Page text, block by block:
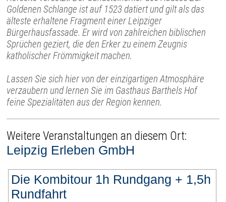
Goldenen Schlange ist auf 1523 datiert und gilt als das
älteste erhaltene Fragment einer Leipziger
Bürgerhausfassade. Er wird von zahlreichen biblischen
Sprüchen geziert, die den Erker zu einem Zeugnis
katholischer Frömmigkeit machen.
Lassen Sie sich hier von der einzigartigen Atmosphäre
verzaubern und lernen Sie im Gasthaus Barthels Hof
feine Spezialitäten aus der Region kennen.
Weitere Veranstaltungen an diesem Ort:
Leipzig Erleben GmbH
Die Kombitour 1h Rundgang + 1,5h
Rundfahrt